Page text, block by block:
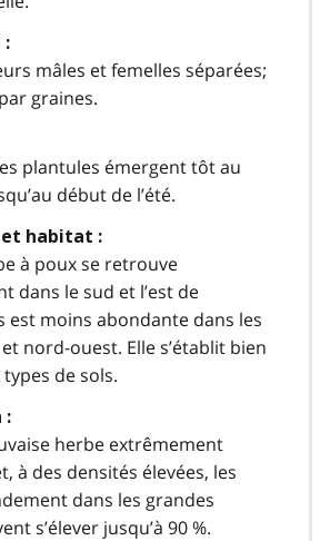
:
mâles et femelles séparées;
graines.
plantules émergent tôt au
début de l’été.
habitat :
à poux se retrouve
dans le sud et l’est de
est moins abondante dans les
nord-ouest. Elle s’établit bien
de sols.
:
herbe extrêmement
à des densités élevées, les
dans les grandes
s’élever jusqu’à 90 %.